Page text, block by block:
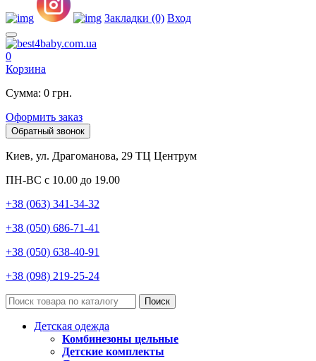
Закладки (0) Вход
0
Корзина
Сумма: 0 грн.
Оформить заказ
Обратный звонок
Киев, ул. Драгоманова, 29 ТЦ Центрум
ПН-ВС с 10.00 до 19.00
+38 (063) 341-34-32
+38 (050) 686-71-41
+38 (050) 638-40-91
+38 (098) 219-25-24
Поиск
Детская одежда
Комбинезоны цельные
Детские комплекты